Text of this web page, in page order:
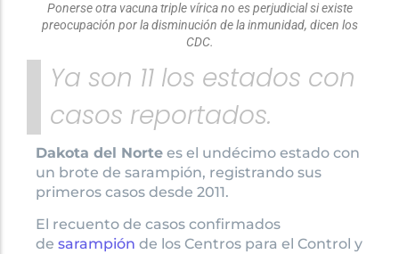
Ponerse otra vacuna triple vírica no es perjudicial si existe
preocupación por la disminución de la inmunidad, dicen los
CDC.
Ya son 11 los estados con
casos reportados.
Dakota del Norte es el undécimo estado con
un brote de sarampión, registrando sus
primeros casos desde 2011.
El recuento de casos confirmados
de sarampión de los Centros para el Control y